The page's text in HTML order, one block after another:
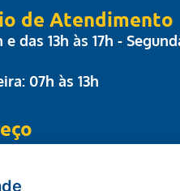
de Atendimento
e das 13h às 17h -
07h às 13h
dos Parecis, nº 17 -